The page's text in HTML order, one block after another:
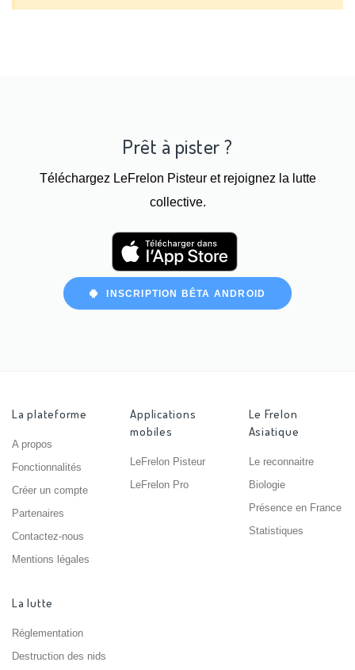
Prêt à pister ?
Téléchargez LeFrelon Pisteur et rejoignez la lutte
collective.
INSCRIPTION BÊTA ANDROID
La plateforme
A propos
Fonctionnalités
Créer un compte
Partenaires
Contactez-nous
Mentions légales
Applications
mobiles
LeFrelon Pisteur
LeFrelon Pro
Le Frelon
Asiatique
Le reconnaitre
Biologie
Présence en France
Statistiques
La lutte
Réglementation
Destruction des nids